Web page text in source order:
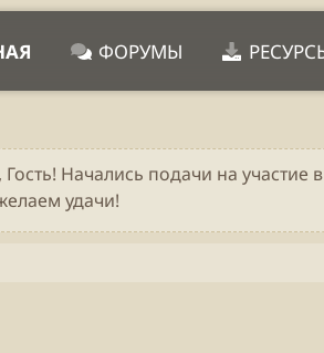
ФОРУМЫ
Начались подачи на участие
удачи!